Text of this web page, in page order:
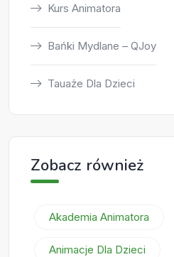
Kurs Animatora
Bańki Mydlane – QJoy
Tauaże Dla Dzieci
Zobacz również
Akademia Animatora
Animacje Dla Dzieci